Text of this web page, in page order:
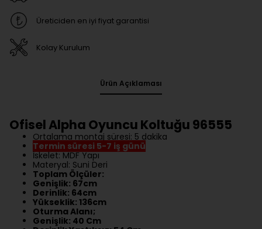
Üreticiden en iyi fiyat garantisi
Kolay Kurulum
Ürün Açıklaması
Ofisel Alpha Oyuncu Koltuğu 96555
Ortalama montaj süresi: 5 dakika
Termin süresi 5-7 iş günü
İskelet: MDF Yapı
Materyal: Suni Deri
Toplam Ölçüler:
Genişlik: 67cm
Derinlik: 64cm
Yükseklik: 136cm
Oturma Alanı;
Genişlik: 40 Cm